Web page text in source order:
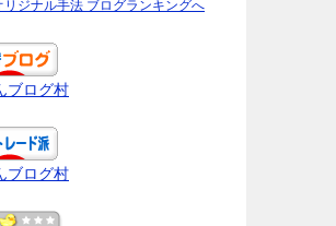
リジナル手法 ブログランキングへ
ブログ村
ブログ村